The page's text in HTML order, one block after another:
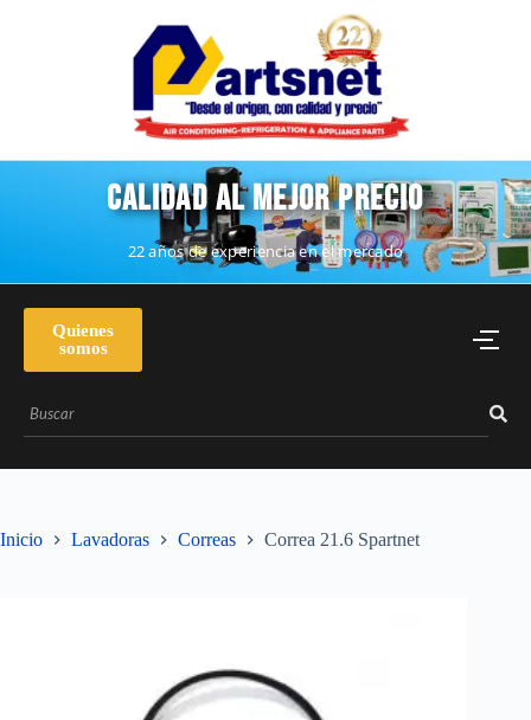
CALIDAD AL MEJOR PRECIO
22 años de experiencia en el mercado
Quienes
somos
Inicio Lavadoras Correas Correa 21.6 Spartnet